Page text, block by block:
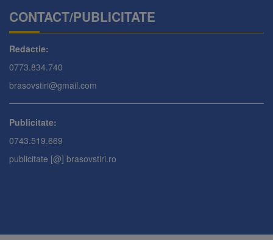
CONTACT/PUBLICITATE
Redactie:
0773.834.740
brasovstiri@gmail.com
Publicitate:
0743.519.669
publicitate [@] brasovstiri.ro